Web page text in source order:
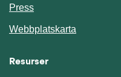
Press
Webbplatskarta
Resurser